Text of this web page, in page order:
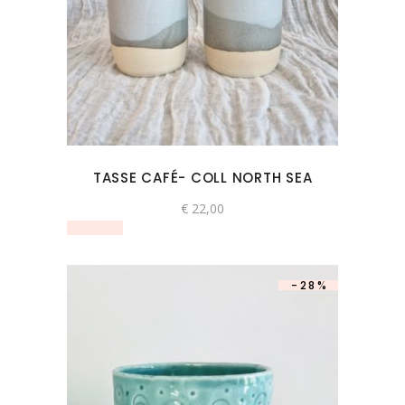
TASSE CAFÉ- COLL NORTH SEA
€ 22,00
-28%